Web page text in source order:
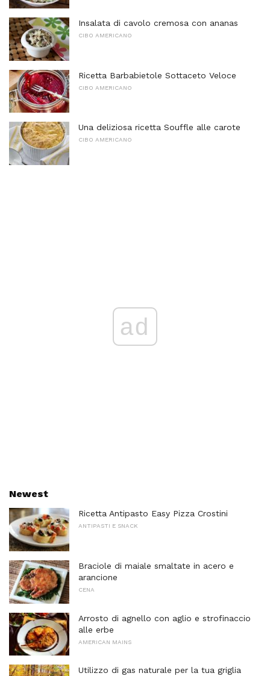
Insalata di cavolo cremosa con ananas
CIBO AMERICANO
Ricetta Barbabietole Sottaceto Veloce
CIBO AMERICANO
Una deliziosa ricetta Souffle alle carote
CIBO AMERICANO
ad
Newest
Ricetta Antipasto Easy Pizza Crostini
ANTIPASTI E SNACK
Braciole di maiale smaltate in acero e
arancione
CENA
Arrosto di agnello con aglio e strofinaccio
alle erbe
AMERICAN MAINS
Utilizzo di gas naturale per la tua griglia